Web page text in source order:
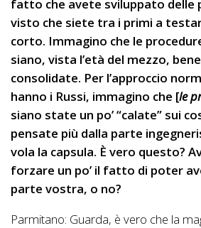
fatto che avete sviluppato delle
visto che siete tra i primi a
corto. Immagino che le
siano, vista l’età del mezzo,
consolidate. Per l’approccio
hanno i Russi, immagino che [le
siano state un po’ “calate” sui
pensate più dalla parte
vola la capsula. È vero questo?
forzare un po’ il fatto di poter
parte vostra, o no?
Parmitano: Guarda, è vero che la